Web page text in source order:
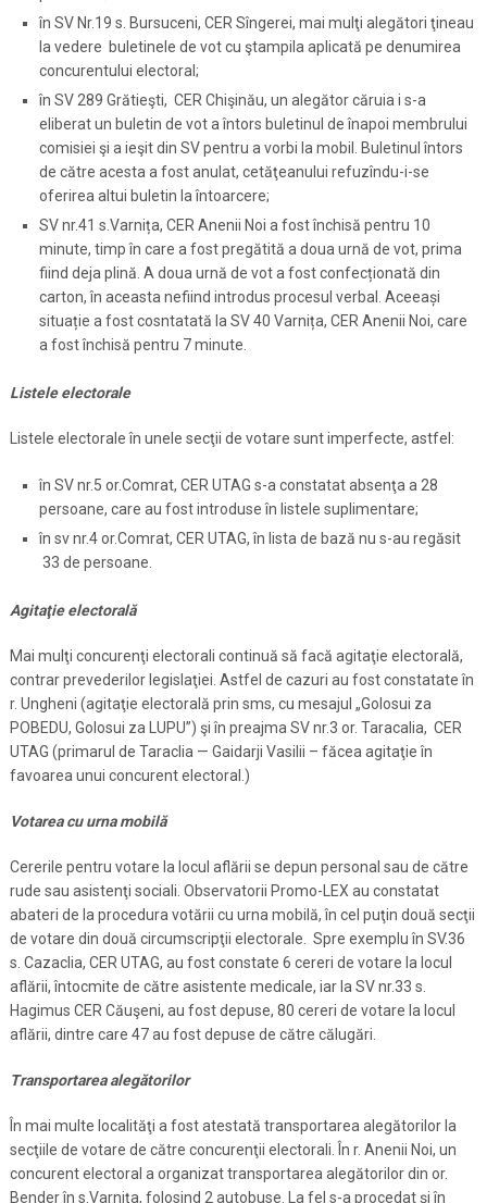
în SV Nr.19 s. Bursuceni, CER Sîngerei, mai mulţi alegători ţineau
la vedere buletinele de vot cu ştampila aplicată pe denumirea
concurentului electoral;
în SV 289 Grătieşti, CER Chişinău, un alegător căruia i s-a
eliberat un buletin de vot a întors buletinul de înapoi membrului
comisiei şi a ieşit din SV pentru a vorbi la mobil. Buletinul întors
de către acesta a fost anulat, cetăţeanului refuzîndu-i-se
oferirea altui buletin la întoarcere;
SV nr.41 s.Varnița, CER Anenii Noi a fost închisă pentru 10
minute, timp în care a fost pregătită a doua urnă de vot, prima
fiind deja plină. A doua urnă de vot a fost confecționată din
carton, în aceasta nefiind introdus procesul verbal. Aceeași
situație a fost cosntatată la SV 40 Varnița, CER Anenii Noi, care
a fost închisă pentru 7 minute.
Listele electorale
Listele electorale în unele secţii de votare sunt imperfecte, astfel:
în SV nr.5 or.Comrat, CER UTAG s-a constatat absenţa a 28
persoane, care au fost introduse în listele suplimentare;
în sv nr.4 or.Comrat, CER UTAG, în lista de bază nu s-au regăsit
33 de persoane.
Agitaţie electorală
Mai mulţi concurenţi electorali continuă să facă agitaţie electorală,
contrar prevederilor legislaţiei. Astfel de cazuri au fost constatate în
r. Ungheni (agitaţie electorală prin sms, cu mesajul „Golosui za
POBEDU, Golosui za LUPU”) şi în preajma SV nr.3 or. Taracalia, CER
UTAG (primarul de Taraclia — Gaidarji Vasilii – făcea agitaţie în
favoarea unui concurent electoral.)
Votarea cu urna mobilă
Cererile pentru votare la locul aflării se depun personal sau de către
rude sau asistenţi sociali. Observatorii Promo-LEX au constatat
abateri de la procedura votării cu urna mobilă, în cel puţin două secţii
de votare din două circumscripţii electorale. Spre exemplu în SV.36
s. Cazaclia, CER UTAG, au fost constate 6 cereri de votare la locul
aflării, întocmite de către asistente medicale, iar la SV nr.33 s.
Hagimus CER Căuşeni, au fost depuse, 80 cereri de votare la locul
aflării, dintre care 47 au fost depuse de către călugări.
Transportarea alegătorilor
În mai multe localităţi a fost atestată transportarea alegătorilor la
secţiile de votare de către concurenţii electorali. În r. Anenii Noi, un
concurent electoral a organizat transportarea alegătorilor din or.
Bender în s.Varniţa, folosind 2 autobuse. La fel s-a procedat şi în